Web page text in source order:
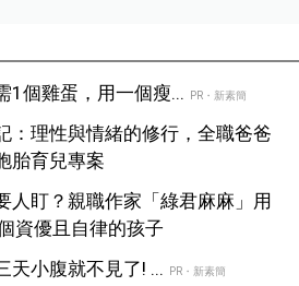
1個雞蛋，用一個瘦... PR・新素簡
：理性與情緒的修行，全職爸爸
胎育兒專案
人盯？親職作家「綠君麻麻」用
資優且自律的孩子
天小腹就不見了! ...
PR・新素簡